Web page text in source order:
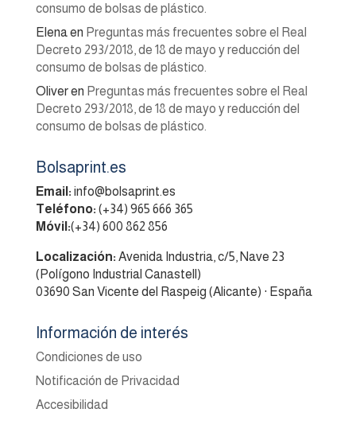
consumo de bolsas de plástico.
Elenaen Preguntas más frecuentes sobre el Real
Decreto 293/2018, de 18 de mayo y reducción del
consumo de bolsas de plástico.
Oliveren Preguntas más frecuentes sobre el Real
Decreto 293/2018, de 18 de mayo y reducción del
consumo de bolsas de plástico.
Bolsaprint.es
Email: info@bolsaprint.es
Teléfono: (+34) 965 666 365
Móvil:(+34) 600 862 856
Localización: Avenida Industria, c/5, Nave 23
(Polígono Industrial Canastell)
03690 San Vicente del Raspeig (Alicante) · España
Información de interés
Condiciones de uso
Notificación de Privacidad
Accesibilidad